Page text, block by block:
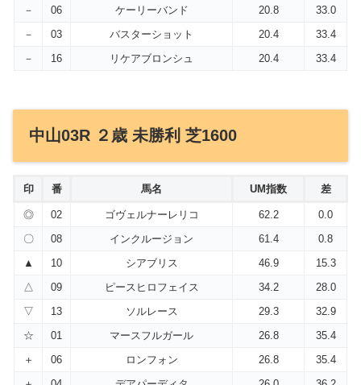
－
06 ケーリーバンド 20.8
33.0
－
03 バスターショット 20.4
33.4
－
16 リケアブロンシュ 20.4 33.4
中山03R ２歳 未勝利 芝1600
印 番 馬名 UM指数 差
◎ 02 ゴヴェルナーレリコ 62.2
0.0
〇
08 インクルージョン 61.4
0.8
▲
10 シアブリス 46.9
15.3
△
09 ピースヒロフェイス 34.2
28.0
▽
13 ソルレース 29.3
32.9
☆
01 マースフルガール 26.8
35.4
＋
06 ロンフォン 26.8
35.4